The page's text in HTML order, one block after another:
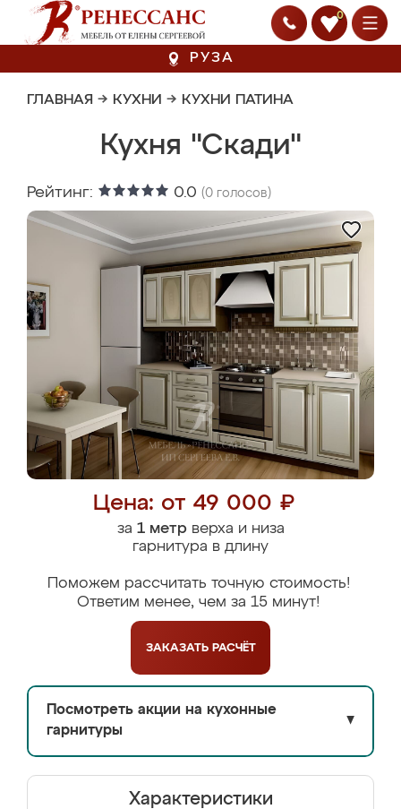
0
РУЗА
ГЛАВНАЯ → КУХНИ → КУХНИ ПАТИНА
Кухня "Скади"
Рейтинг: 0.0 (0 голосов)
Цена: от 49 000 ₽
за 1 метрверха и низа
гарнитура в длину
Поможем рассчитать точную стоимость!
Ответим менее, чем за 15 минут!
ЗАКАЗАТЬ РАСЧЁТ
Посмотреть акции на кухонные
гарнитуры
▼
Характеристики